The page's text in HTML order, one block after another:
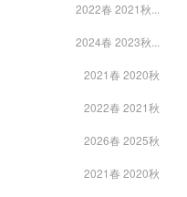
2022春 2021秋...
2024春 2023秋...
2021春 2020秋
2022春 2021秋
2026春 2025秋
2021春 2020秋